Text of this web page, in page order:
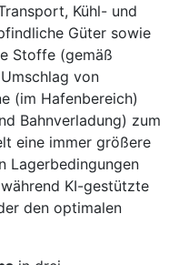
Kühl- und
Güter sowie
Stoffe (gemäß
von
(im Hafenbereich)
Bahnverladung) zum
eine immer größere
Lagerbedingungen
KI-gestützte
den optimalen